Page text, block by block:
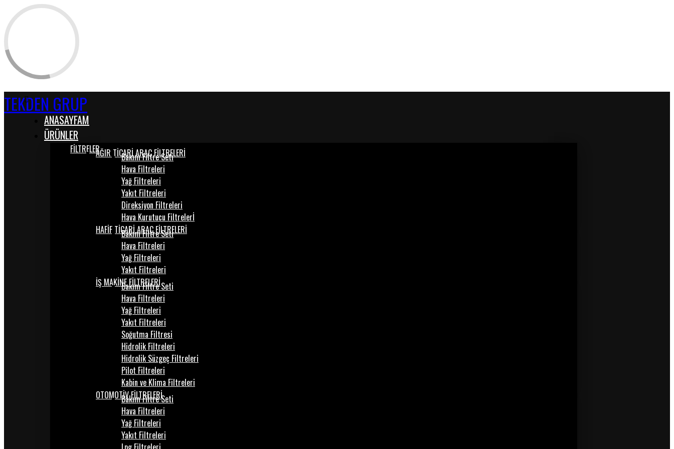
TEKDEN GRUP
ANASAYFAM
ÜRÜNLER
FİLTRELERAĞIR TİCARİ ARAÇ FİLTRELERİ
Bakım Filtre Seti
Hava Filtreleri
Yağ Filtreleri
Yakıt Filtreleri
Direksiyon Filtreleri
Hava Kurutucu Filtrelerİ
HAFİF TİCARİ ARAÇ FİLTRELERİ
Bakım Filtre Seti
Hava Filtreleri
Yağ Filtreleri
Yakıt Filtreleri
İŞ MAKİNE FİLTRELERİ
Bakım Filtre Seti
Hava Filtreleri
Yağ Filtreleri
Yakıt Filtreleri
Soğutma Filtresi
Hidrolik Filtreleri
Hidrolik Süzgeç Filtreleri
Pilot Filtreleri
Kabin ve Klima Filtreleri
OTOMOTİV FİLTRELERİ
Bakım Filtre Seti
Hava Filtreleri
Yağ Filtreleri
Yakıt Filtreleri